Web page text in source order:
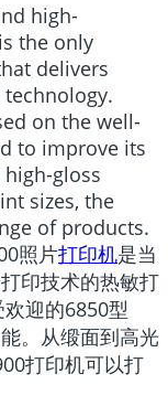
high-
the only
delivers
on the well-
to improve its
gloss
sizes, the
of products.
照片打印机是当
印技术的热敏打
迎的6850型
。从缎面到高光
打印机可以打